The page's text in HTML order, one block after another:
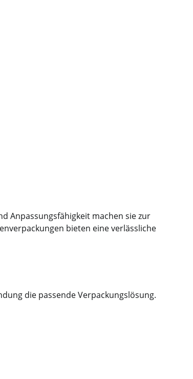
Anpassungsfähigkeit machen sie zur
bieten eine verlässliche
die passende Verpackungslösung.